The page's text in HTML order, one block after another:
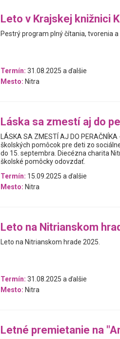
Leto v Krajskej knižnici
Pestrý program plný čítania, tvorenia a
Termín: 31.08.2025 a ďalšie
Mesto: Nitra
Láska sa zmestí aj do
LÁSKA SA ZMESTÍ AJ DO
školských pomôcok pre deti zo
do 15. septembra. Diecézna charita
školské pomôcky odovzdať.
Termín: 15.09.2025 a ďalšie
Mesto: Nitra
Leto na Nitrianskom
Leto na Nitrianskom hrade 2025.
Termín: 31.08.2025 a ďalšie
Mesto: Nitra
Letné premietanie na